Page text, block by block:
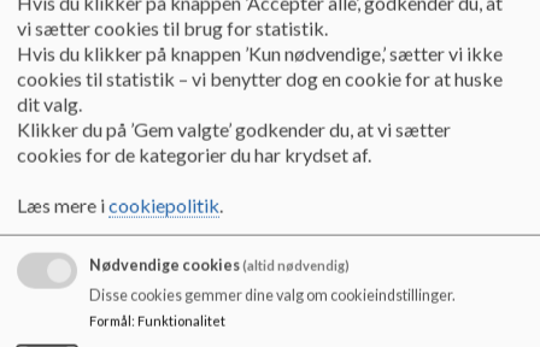
Skoleleder:
Ulla Loft
vi sætter cookies til brug for statistik.
Hvis du klikker på knappen ’Kun nødvendige,’ sætter vi ikke
cookies til statistik – vi benytter dog en cookie for at huske
dit valg.
Klikker du på ’Gem valgte’ godkender du, at vi sætter
cookies for de kategorier du har krydset af.
Læs mere icookiepolitik.
Nødvendige cookies(altid nødvendig)
Disse cookies gemmer dine valg om cookieindstillinger.
Formål: Funktionalitet